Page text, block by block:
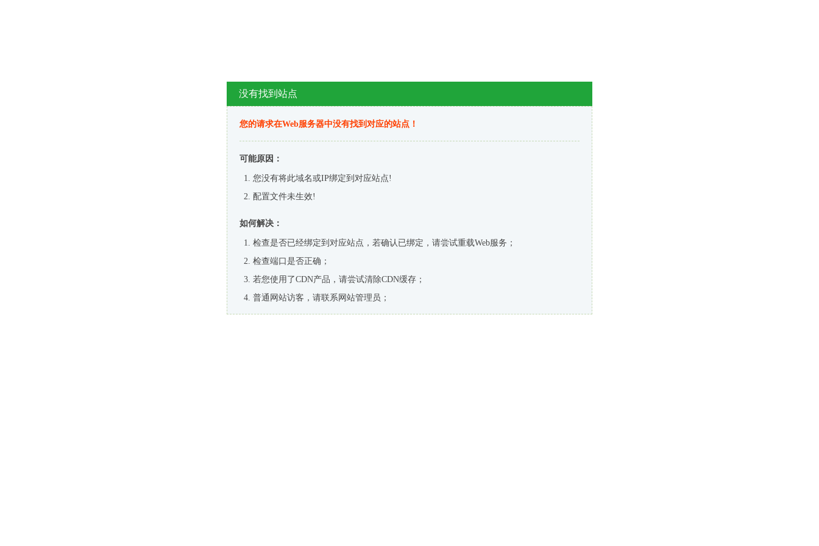
没有找到站点
您的请求在Web服务器中没有找到对应的站点！
可能原因：
您没有将此域名或IP绑定到对应站点!
配置文件未生效!
如何解决：
检查是否已经绑定到对应站点，若确认已绑定，请尝试重载Web服务；
检查端口是否正确；
若您使用了CDN产品，请尝试清除CDN缓存；
普通网站访客，请联系网站管理员；